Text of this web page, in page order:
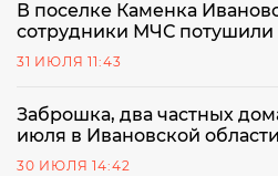
В поселке Каменка
сотрудники МЧС
31 ИЮЛЯ 11:43
Заброшка, два частных
июля в Ивановской области
30 ИЮЛЯ 14:42